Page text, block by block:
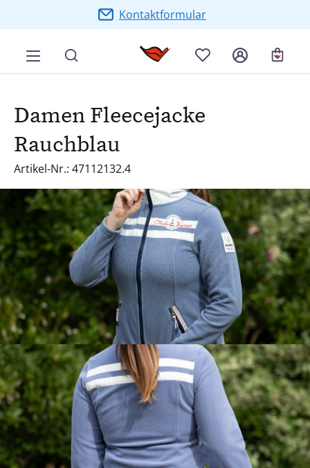
Zum Hauptinhalt springenKontaktformular
Damen Fleecejacke
Rauchblau
Artikel-Nr.: 47112132.4
Bildergalerie überspringen